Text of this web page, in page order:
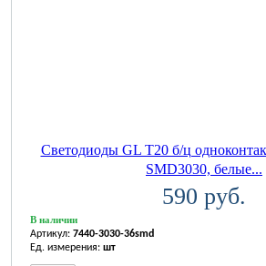
Светодиоды GL T20 б/ц
SMD3030, белые...
590 руб.
В наличии
Артикул: 7440-3030-36smd
Ед. измерения: шт